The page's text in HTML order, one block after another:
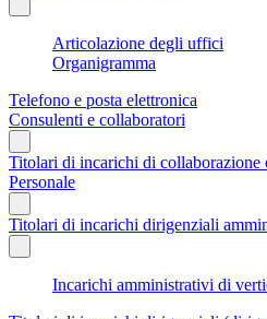
Articolazione degli uffici
Organigramma
Telefono e posta elettronica
Consulenti e collaboratori
Titolari di incarichi di collaborazione
Personale
Titolari di incarichi dirigenziali
Incarichi amministrativi di